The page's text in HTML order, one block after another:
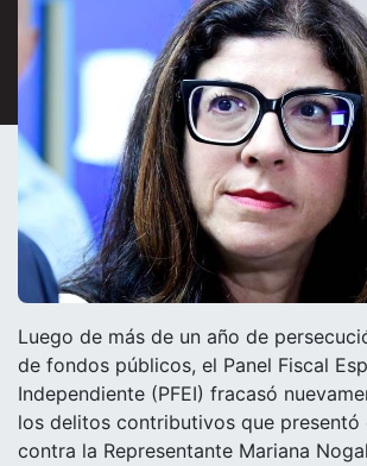
Luego de más de un año de
de fondos públicos, el Panel Fiscal
Independiente (PFEI) fracasó
los delitos contributivos que presentó
contra la Representante Mariana